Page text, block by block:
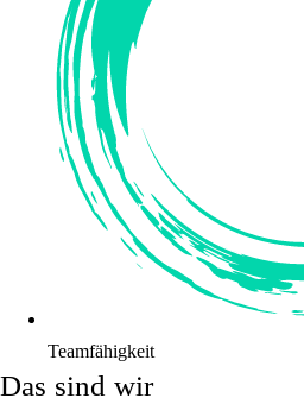
Teamfähigkeit
Das sind wir